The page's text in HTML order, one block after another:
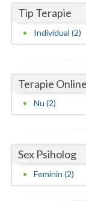
Tip Terapie
Individual (2)
Terapie
Nu (2)
Sex Psiholog
Feminin (2)